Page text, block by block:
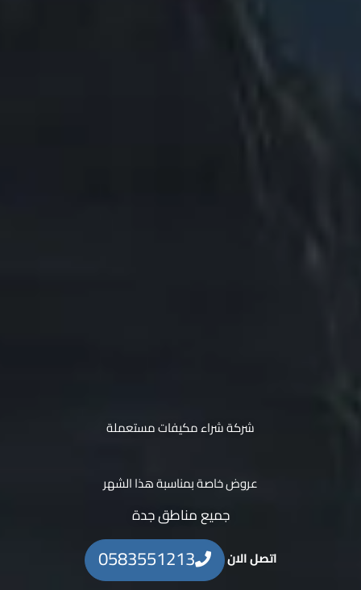
شركة شراء مكيفات مستعملة
عروض خاصة بمناسبة هذا الشهر
جميع مناطق جدة
اتصل الان 0583551213